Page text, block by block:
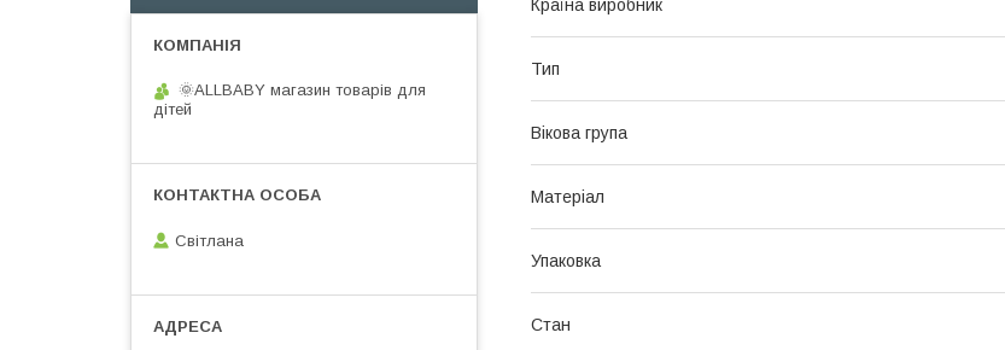
Країна виробник
Тип
Вікова група
Матеріал
Упаковка
Стан
🌞ALLBABY магазин товарів для
дітей
Світлана